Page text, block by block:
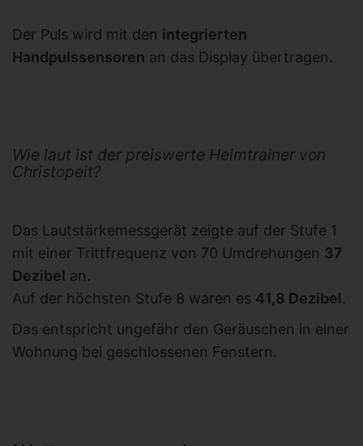
Der Puls wird mit den integrierten
Handpulssensoren an das Display übertragen.
Wie laut ist der preiswerte Heimtrainer von
Christopeit?
Das Lautstärkemessgerät zeigte auf der Stufe 1
mit einer Trittfrequenz von 70 Umdrehungen 37
Dezibel an.
Auf der höchsten Stufe 8 waren es 41,8 Dezibel.
Das entspricht ungefähr den Geräuschen in einer
Wohnung bei geschlossenen Fenstern.